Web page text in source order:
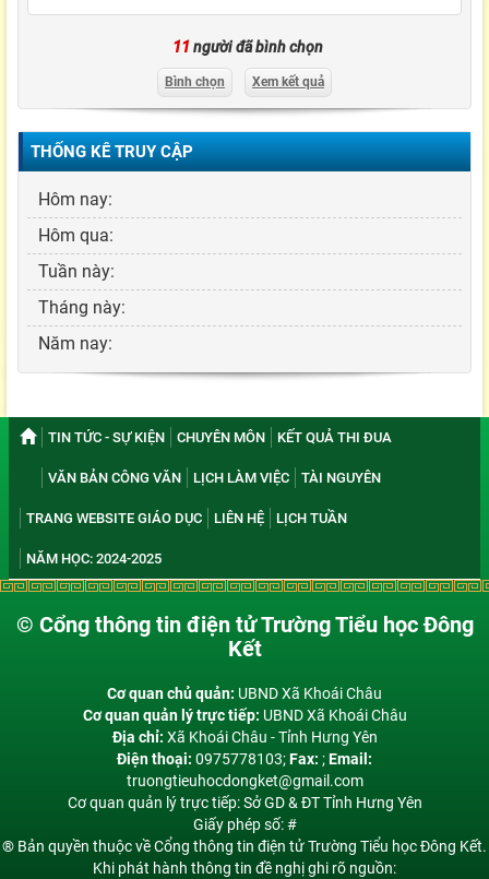
11 người đã bình chọn
Bình chọn Xem kết quả
THỐNG KÊ TRUY CẬP
Hôm nay:
Hôm qua:
Tuần này:
Tháng này:
Năm nay:
TIN TỨC - SỰ KIỆN CHUYÊN MÔN KẾT QUẢ THI ĐUA
VĂN BẢN CÔNG VĂN LỊCH LÀM VIỆC TÀI NGUYÊN
TRANG WEBSITE GIÁO DỤC LIÊN HỆ LỊCH TUẦN
NĂM HỌC: 2024-2025
© Cổng thông tin điện tử Trường Tiểu học Đông
Kết
Cơ quan chủ quản: UBND Xã Khoái Châu
Cơ quan quản lý trực tiếp: UBND Xã Khoái Châu
Địa chỉ: Xã Khoái Châu - Tỉnh Hưng Yên
Điện thoại: 0975778103;Fax: ;Email:
truongtieuhocdongket@gmail.com
Cơ quan quản lý trực tiếp: Sở GD & ĐT Tỉnh Hưng Yên
Giấy phép số: #
® Bản quyền thuộc về Cổng thông tin điện tử Trường Tiểu học Đông Kết.
Khi phát hành thông tin đề nghị ghi rõ nguồn: